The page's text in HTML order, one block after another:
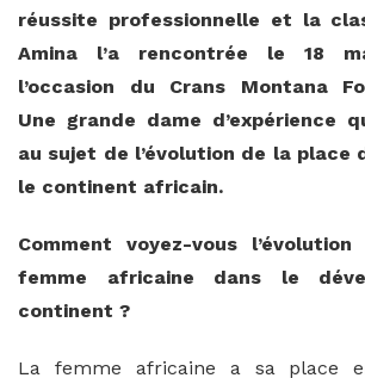
réussite professionnelle et la
Amina l’a rencontrée le 18
l’occasion du Crans Montana
Une grande dame d’expérience
au sujet de l’évolution de la place
le continent africain.
Comment voyez-vous
femme africaine dans le
continent ?
La femme africaine a sa place